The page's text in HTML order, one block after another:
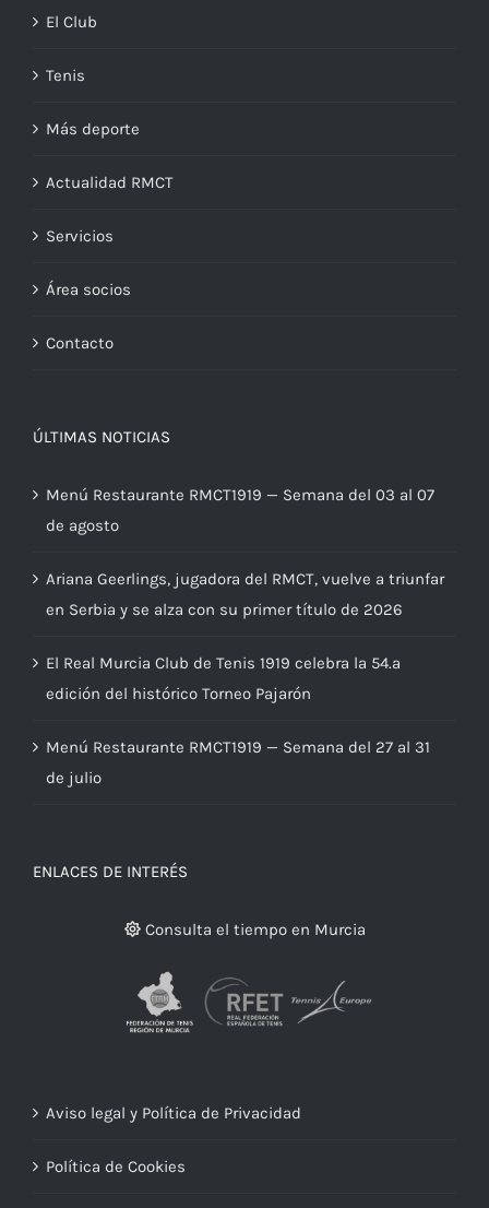
El Club
Tenis
Más deporte
Actualidad RMCT
Servicios
Área socios
Contacto
ÚLTIMAS NOTICIAS
Menú Restaurante RMCT1919 — Semana del 03 al 07
de agosto
Ariana Geerlings, jugadora del RMCT, vuelve a triunfar
en Serbia y se alza con su primer título de 2026
El Real Murcia Club de Tenis 1919 celebra la 54.ª
edición del histórico Torneo Pajarón
Menú Restaurante RMCT1919 — Semana del 27 al 31
de julio
ENLACES DE INTERÉS
Consulta el tiempo en Murcia
Aviso legal y Política de Privacidad
Política de Cookies